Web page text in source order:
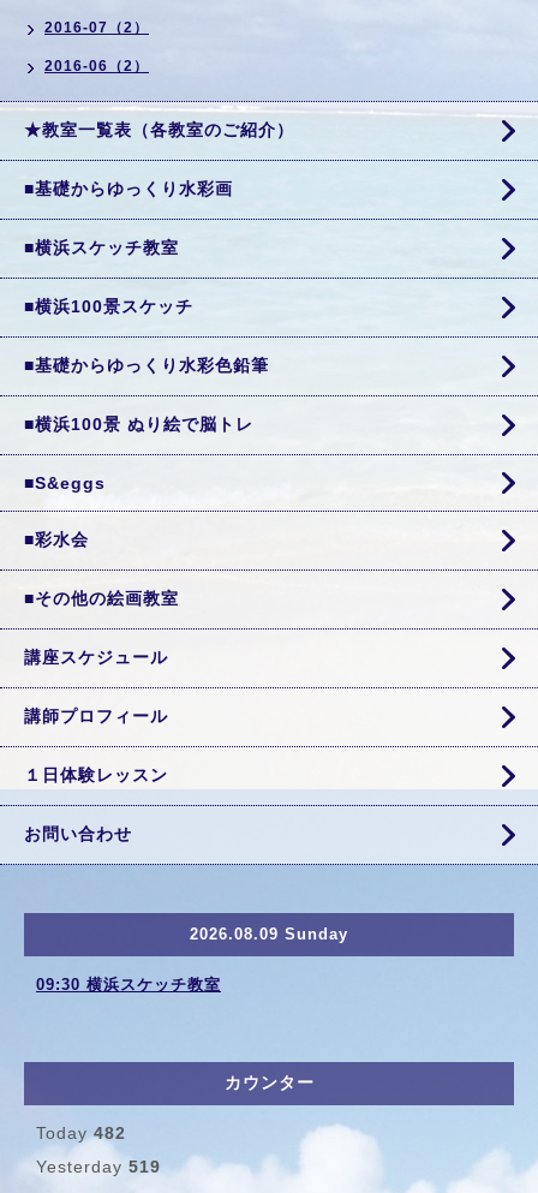
2016-07（2）
2016-06（2）
★教室一覧表（各教室のご紹介）
■基礎からゆっくり水彩画
■横浜スケッチ教室
■横浜100景スケッチ
■基礎からゆっくり水彩色鉛筆
■横浜100景 ぬり絵で脳トレ
■S&eggs
■彩水会
■その他の絵画教室
講座スケジュール
講師プロフィール
１日体験レッスン
お問い合わせ
2026.08.09 Sunday
09:30 横浜スケッチ教室
カウンター
Today 482
Yesterday 519